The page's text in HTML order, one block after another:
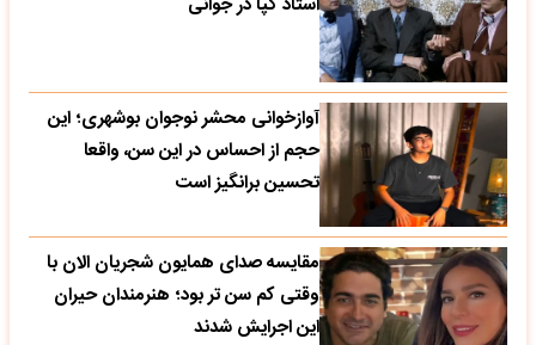
آوازخوانی محشر نوجوان بوشهری؛ این
حجم از احساس در این سن، واقعا
تحسین‌ برانگیز است
مقایسه صدای همایون شجریان الان با
وقتی کم سن تر بود؛ هنرمندان حیران
این اجرایش شدند